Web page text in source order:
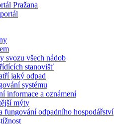
Pražana
svozu všech nádob
stanovišť
jaký odpad
systému
informace a oznámení
mýty
fungování odpadního hospodářství